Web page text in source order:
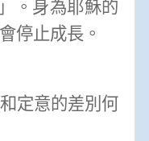
。身為耶穌的
停止成長。
定意的差別何